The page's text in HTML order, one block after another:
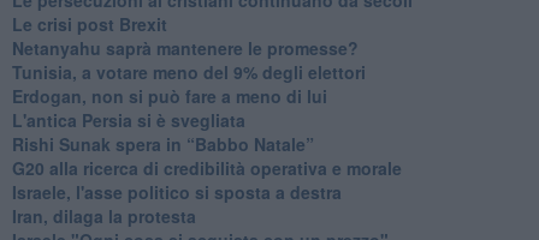
Le crisi post Brexit
Netanyahu saprà mantenere le promesse?
Tunisia, a votare meno del 9% degli elettori
Erdogan, non si può fare a meno di lui
L'antica Persia si è svegliata
Rishi Sunak spera in “Babbo Natale”
G20 alla ricerca di credibilità operativa e morale
Israele, l'asse politico si sposta a destra
Iran, dilaga la protesta